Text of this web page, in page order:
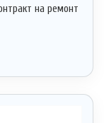
на ремонт